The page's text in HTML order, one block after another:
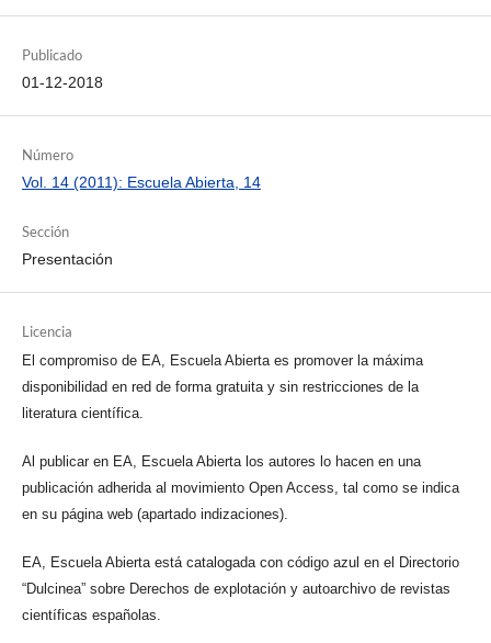
Publicado
01-12-2018
Número
Vol. 14 (2011): Escuela Abierta, 14
Sección
Presentación
Licencia
El compromiso de EA, Escuela Abierta es promover la máxima
disponibilidad en red de forma gratuita y sin restricciones de la
literatura científica.
Al publicar en EA, Escuela Abierta los autores lo hacen en una
publicación adherida al movimiento Open Access, tal como se indica
en su página web (apartado indizaciones).
EA, Escuela Abierta está catalogada con código azul en el Directorio
“Dulcinea” sobre Derechos de explotación y autoarchivo de revistas
científicas españolas.